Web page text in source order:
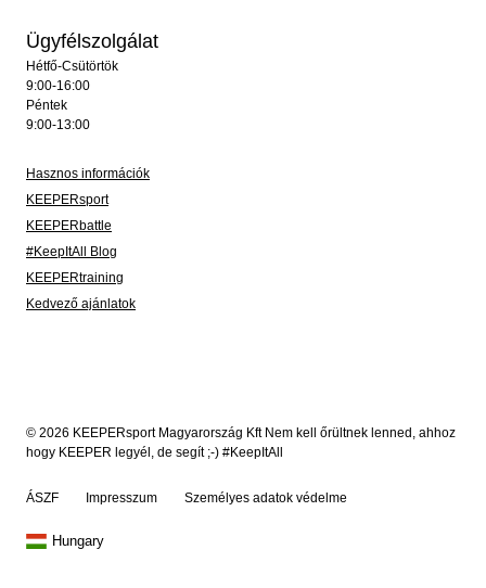
Ügyfélszolgálat
Hétfő-Csütörtök
9:00-16:00
Péntek
9:00-13:00
Hasznos információk
KEEPERsport
KEEPERbattle
#KeepItAll Blog
KEEPERtraining
Kedvező ajánlatok
© 2026 KEEPERsport Magyarország Kft Nem kell őrültnek lenned, ahhoz
hogy KEEPER legyél, de segít ;-) #KeepItAll
ÁSZF Impresszum Személyes adatok védelme
Hungary